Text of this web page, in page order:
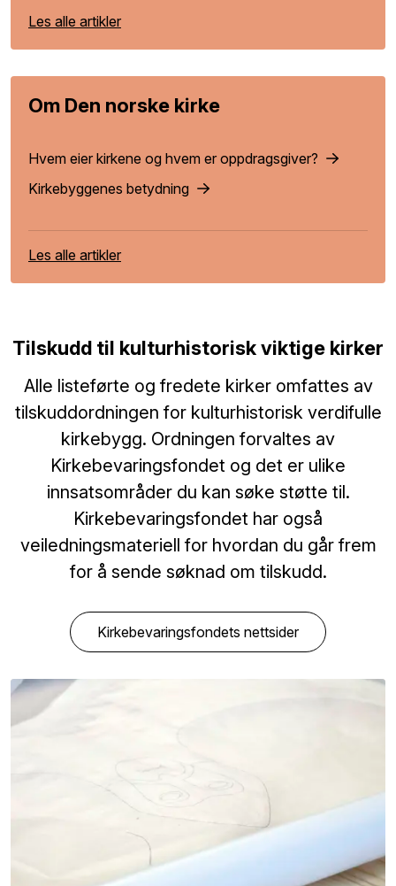
Les alle artikler
Om Den norske kirke
Hvem eier kirkene og hvem er oppdragsgiver?
Kirkebyggenes betydning
Les alle artikler
Tilskudd til kulturhistorisk viktige kirker
Alle listeførte og fredete kirker omfattes av
tilskuddordningen for kulturhistorisk verdifulle
kirkebygg. Ordningen forvaltes av
Kirkebevaringsfondet og det er ulike
innsatsområder du kan søke støtte til.
Kirkebevaringsfondet har også
veiledningsmateriell for hvordan du går frem
for å sende søknad om tilskudd.
Kirkebevaringsfondets nettsider